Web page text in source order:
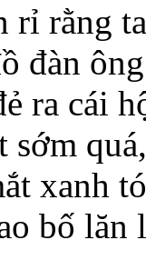
rỉ rằng
đàn
ra cái
xanh
bố